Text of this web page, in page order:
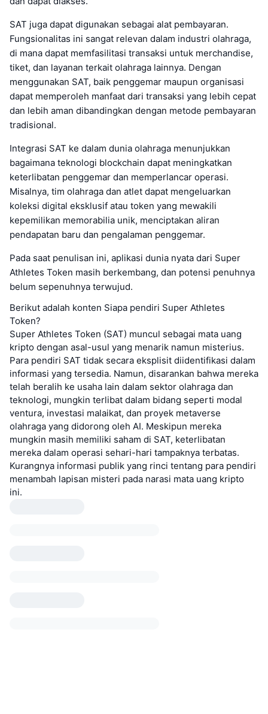
SAT juga dapat digunakan sebagai alat pembayaran.
Fungsionalitas ini sangat relevan dalam industri olahraga,
di mana dapat memfasilitasi transaksi untuk merchandise,
tiket, dan layanan terkait olahraga lainnya. Dengan
menggunakan SAT, baik penggemar maupun organisasi
dapat memperoleh manfaat dari transaksi yang lebih cepat
dan lebih aman dibandingkan dengan metode pembayaran
tradisional.
Integrasi SAT ke dalam dunia olahraga menunjukkan
bagaimana teknologi blockchain dapat meningkatkan
keterlibatan penggemar dan memperlancar operasi.
Misalnya, tim olahraga dan atlet dapat mengeluarkan
koleksi digital eksklusif atau token yang mewakili
kepemilikan memorabilia unik, menciptakan aliran
pendapatan baru dan pengalaman penggemar.
Pada saat penulisan ini, aplikasi dunia nyata dari Super
Athletes Token masih berkembang, dan potensi penuhnya
belum sepenuhnya terwujud.
Berikut adalah konten Siapa pendiri Super Athletes
Token?
Super Athletes Token (SAT) muncul sebagai mata uang
kripto dengan asal-usul yang menarik namun misterius.
Para pendiri SAT tidak secara eksplisit diidentifikasi dalam
informasi yang tersedia. Namun, disarankan bahwa mereka
telah beralih ke usaha lain dalam sektor olahraga dan
teknologi, mungkin terlibat dalam bidang seperti modal
ventura, investasi malaikat, dan proyek metaverse
olahraga yang didorong oleh AI. Meskipun mereka
mungkin masih memiliki saham di SAT, keterlibatan
mereka dalam operasi sehari-hari tampaknya terbatas.
Kurangnya informasi publik yang rinci tentang para pendiri
menambah lapisan misteri pada narasi mata uang kripto
ini.